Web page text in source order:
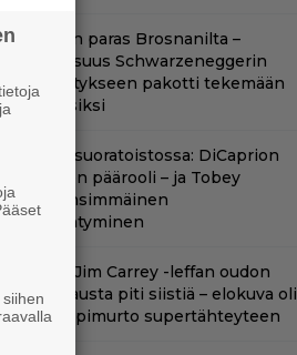
Bond on paras Brosnanilta –
Schwarzeneggerin
pakotti tekemään
uusiksi
suoratoistossa: DiCaprion
päärooli – ja Tobey
ensimmäinen
tv:ssä: Jim Carrey -leffan oudon
kohtausta piti siistiä – elokuva oli
läpimurto supertähteyteen